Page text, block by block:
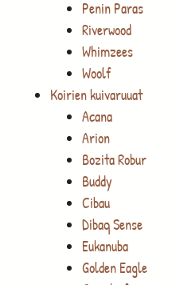
Penin Paras
Riverwood
Whimzees
Woolf
Koirien kuivaruuat
Acana
Arion
Bozita Robur
Buddy
Cibau
Dibaq Sense
Eukanuba
Golden Eagle